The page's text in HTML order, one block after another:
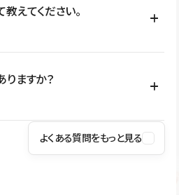
活用して更新範囲を設計しておく
状態で運用できます。 さらにコン
ずに更新作業を進めやすくなりま
えてください。
ビスを安全に利用できるよう、通信
セス管理、脆弱性対策など、複数の観
に対応しており、悪質なスクリプトの
りますか？
ヘルプセンターでご確認いただけま
よくある質問をもっと見る